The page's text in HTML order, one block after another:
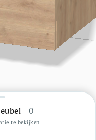
0
te bekijken